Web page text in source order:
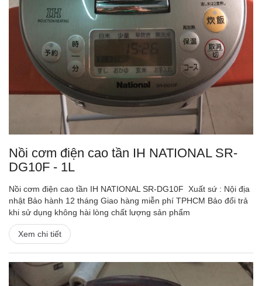
Nồi cơm điện cao tần IH NATIONAL SR-
DG10F - 1L
Nồi cơm điện cao tần IH NATIONAL SR-DG10F Xuất sứ : Nội địa
nhật Bảo hành 12 tháng Giao hàng miễn phí TPHCM Bảo đổi trả
khi sử dụng không hài lòng chất lượng sản phẩm
Xem chi tiết